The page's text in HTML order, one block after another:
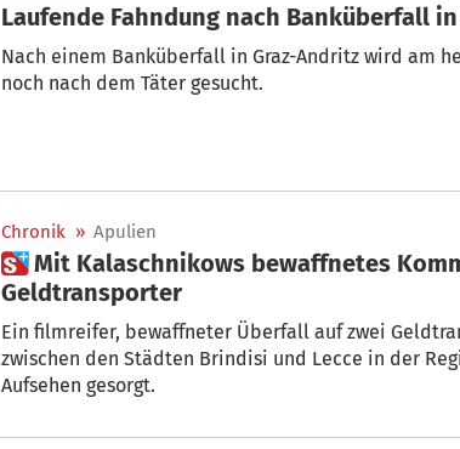
Laufende Fahndung nach Banküberfall in
Nach einem Banküberfall in Graz-Andritz wird am
noch nach dem Täter gesucht.
Chronik » Apulien
 Mit Kalaschnikows bewaffnetes Kommando sprengt
Geldtransporter
Ein filmreifer, bewaffneter Überfall auf zwei
zwischen den Städten Brindisi und Lecce in der Region
Aufsehen gesorgt.